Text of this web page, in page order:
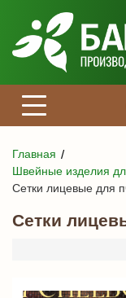
Главная
Швейные изделия
Сетки лицевые для
Сетки